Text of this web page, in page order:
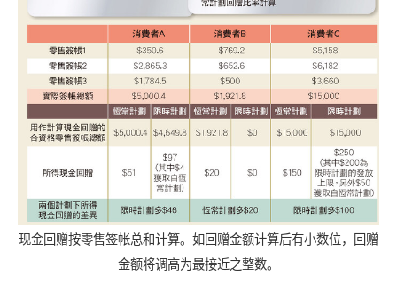
现金回赠按零售签帐总和计算。如回赠金额计算后有小数位，回赠
金额将调高为最接近之整数。